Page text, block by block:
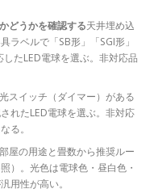
どうかを確認する天井埋め込
ラベルで「SB形」「SGI形」
したLED電球を選ぶ。非対応品
スイッチ（ダイマー）がある
れたLED電球を選ぶ。非対応
る。
部屋の用途と畳数から推奨ルー
）。光色は電球色・昼白色・
用性が高い。